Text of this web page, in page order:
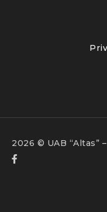
2026 © UAB “Altas”